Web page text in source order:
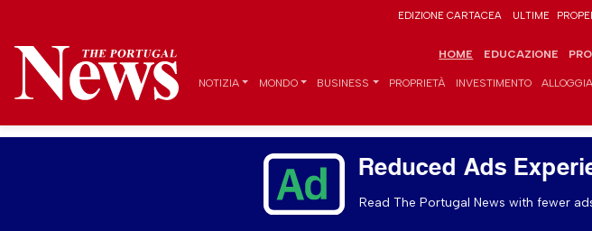
EDIZIONE CARTACEA ULTIME
HOME EDUCAZIONE
NOTIZIA MONDO BUSINESS PROPRIETÀ INVESTIMENTO
Reduced Ads
Read The Portugal News with fewer